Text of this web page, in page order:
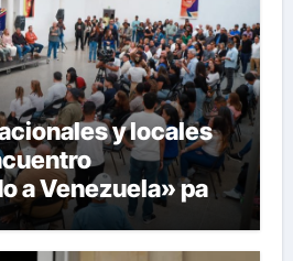
y locales
a Venezuela» para
desde las